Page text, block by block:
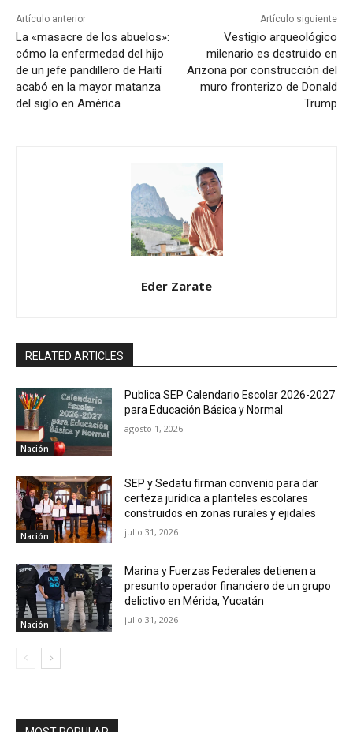
Artículo anterior
La «masacre de los abuelos»:
cómo la enfermedad del hijo
de un jefe pandillero de Haití
acabó en la mayor matanza
del siglo en América
Artículo siguiente
Vestigio arqueológico
milenario es destruido en
Arizona por construcción del
muro fronterizo de Donald
Trump
Eder Zarate
RELATED ARTICLES
Nación
Publica SEP Calendario Escolar 2026-2027
para Educación Básica y Normal
agosto 1, 2026
Nación
SEP y Sedatu firman convenio para dar
certeza jurídica a planteles escolares
construidos en zonas rurales y ejidales
julio 31, 2026
Nación
Marina y Fuerzas Federales detienen a
presunto operador financiero de un grupo
delictivo en Mérida, Yucatán
julio 31, 2026